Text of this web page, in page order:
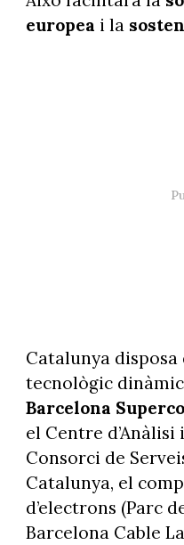
europea i la
Catalunya disposa
tecnològic
Barcelona
el Centre d’Anàlisi
Consorci de
Catalunya, el
d’electrons (Parc
Barcelona Cable